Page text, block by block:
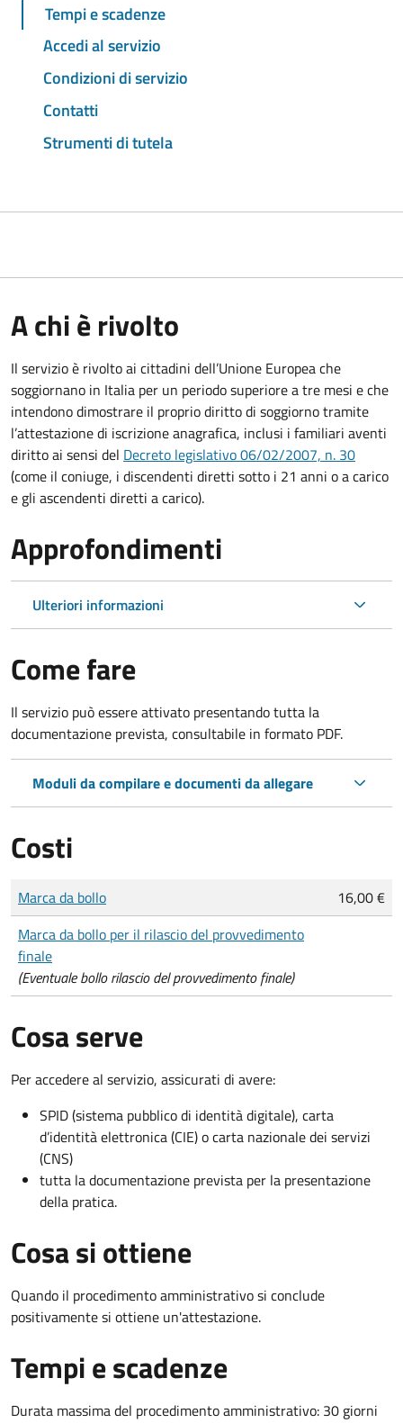
Tempi e scadenze
Accedi al servizio
Condizioni di servizio
Contatti
Strumenti di tutela
A chi è rivolto
Il servizio è rivolto ai cittadini dell’Unione Europea che
soggiornano in Italia per un periodo superiore a tre mesi e che
intendono dimostrare il proprio diritto di soggiorno tramite
l’attestazione di iscrizione anagrafica, inclusi i familiari aventi
diritto ai sensi del Decreto legislativo 06/02/2007, n. 30
(come il coniuge, i discendenti diretti sotto i 21 anni o a carico
e gli ascendenti diretti a carico).
Approfondimenti
Ulteriori informazioni
Come fare
Il servizio può essere attivato presentando tutta la
documentazione prevista, consultabile in formato PDF.
Moduli da compilare e documenti da allegare
Costi
Tipo di pagamento
Importo
Marca da bollo
16,00 €
Marca da bollo per il rilascio del provvedimento
finale
(Eventuale bollo rilascio del provvedimento finale)
Cosa serve
Per accedere al servizio, assicurati di avere:
SPID (sistema pubblico di identità digitale), carta
d’identità elettronica (CIE) o carta nazionale dei servizi
(CNS)
tutta la documentazione prevista per la presentazione
della pratica.
Cosa si ottiene
Quando il procedimento amministrativo si conclude
positivamente si ottiene un'attestazione.
Tempi e scadenze
Durata massima del procedimento amministrativo: 30 giorni